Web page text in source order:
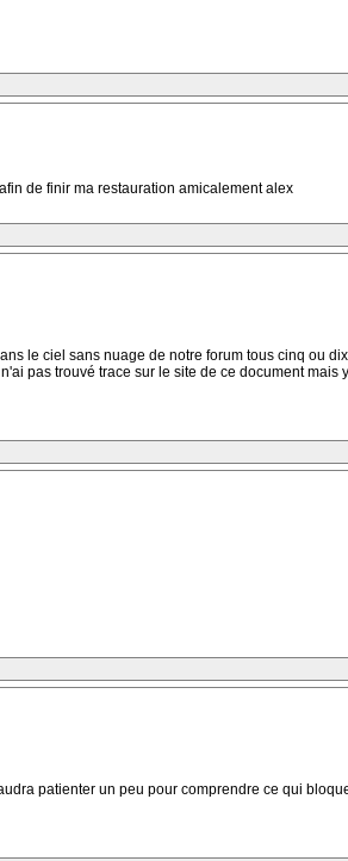
de finir ma restauration amicalement alex
le ciel sans nuage de notre forum tous cinq ou
pas trouvé trace sur le site de ce document mais
patienter un peu pour comprendre ce qui